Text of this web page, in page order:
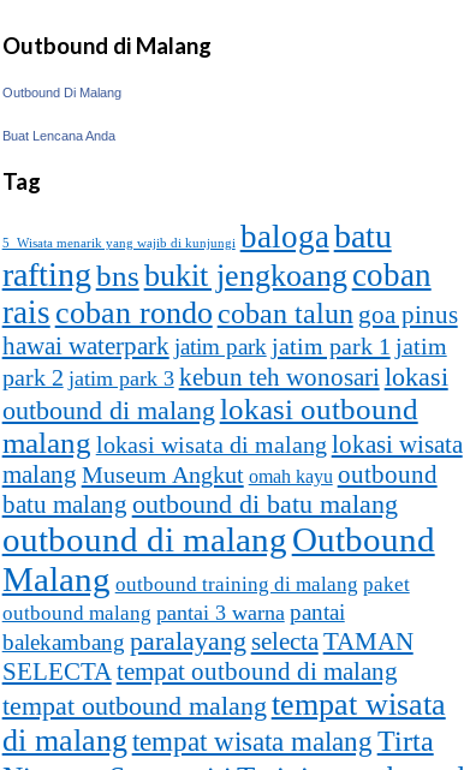
Outbound di Malang
Outbound Di Malang
Buat Lencana Anda
Tag
5 Wisata menarik yang wajib di kunjungi baloga batu
raftingbnsbukit jengkoang coban
rais coban rondo coban talun goa pinus
hawai waterpark jatim park jatim park 1 jatim
park 2 jatim park 3 kebun teh wonosarilokasi
outbound di malang lokasi outbound
malang lokasi wisata di malang lokasi wisata
malang Museum Angkut omah kayu outbound
batu malang outbound di batu malang
outbound di malangOutbound
Malang outbound training di malang paket
outbound malang pantai 3 warna pantai
balekambang paralayang selectaTAMAN
SELECTAtempat outbound di malang
tempat outbound malang tempat wisata
di malangtempat wisata malangTirta